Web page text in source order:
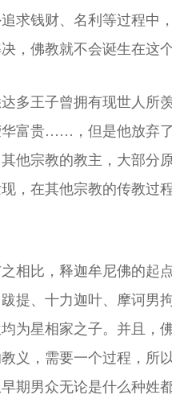
求钱财、名利等过程中
，佛教就不会诞生在这
多王子曾拥有现世人所
富贵……，但是他放弃了
他宗教的教主，大部分
，在其他宗教的传教过
相比，释迦牟尼佛的起
提、十力迦叶、摩诃男
为星相家之子。并且，
义，需要一个过程，所
期男众无论是什么种姓